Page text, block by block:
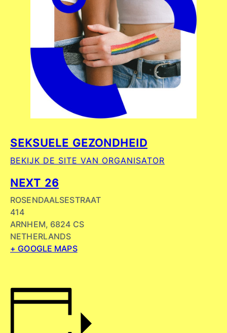
SEKSUELE GEZONDHEID
BEKIJK DE SITE VAN ORGANISATOR
NEXT 26
ROSENDAALSESTRAAT
414
ARNHEM, 6824 CS
NETHERLANDS
+ GOOGLE MAPS